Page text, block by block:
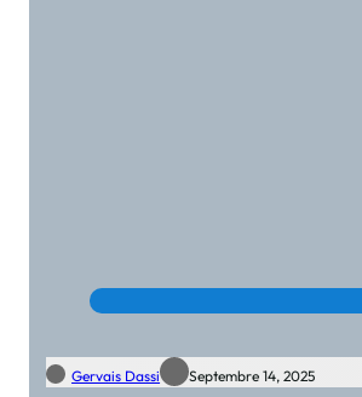
Gervais Dassi Septembre 14, 2025